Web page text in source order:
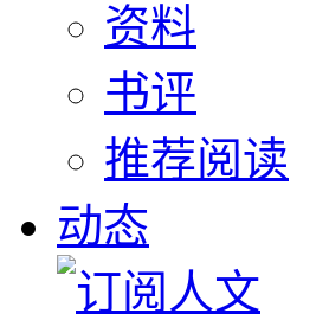
资料
书评
推荐阅读
动态